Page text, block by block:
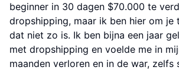
beginner in 30 dagen $70.000 te
dropshipping, maar ik ben hier om je
dat niet zo is. Ik ben bijna een jaar
met dropshipping en voelde me in
maanden verloren en in de war, zelfs